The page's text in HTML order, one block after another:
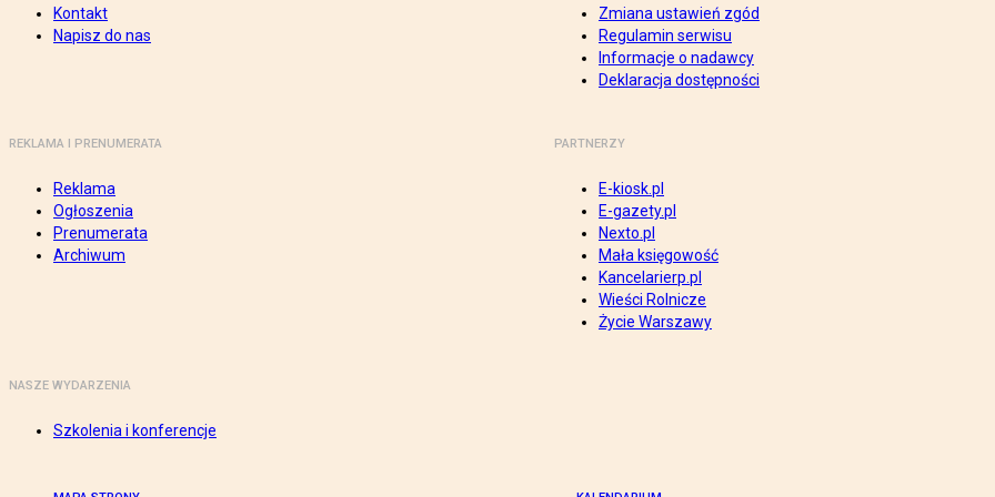
Kontakt
Napisz do nas
Zmiana ustawień zgód
Regulamin serwisu
Informacje o nadawcy
Deklaracja dostępności
REKLAMA I PRENUMERATA
Reklama
Ogłoszenia
Prenumerata
Archiwum
PARTNERZY
E-kiosk.pl
E-gazety.pl
Nexto.pl
Mała księgowość
Kancelarierp.pl
Wieści Rolnicze
Życie Warszawy
NASZE WYDARZENIA
Szkolenia i konferencje